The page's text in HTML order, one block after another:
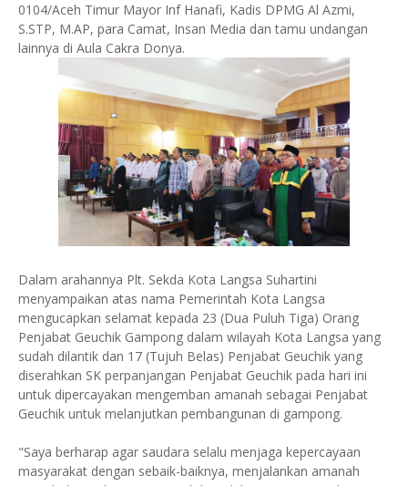
0104/Aceh Timur Mayor Inf Hanafi, Kadis DPMG Al Azmi,
S.STP, M.AP, para Camat, Insan Media dan tamu undangan
lainnya di Aula Cakra Donya.
Dalam arahannya Plt. Sekda Kota Langsa Suhartini
menyampaikan atas nama Pemerintah Kota Langsa
mengucapkan selamat kepada 23 (Dua Puluh Tiga) Orang
Penjabat Geuchik Gampong dalam wilayah Kota Langsa yang
sudah dilantik dan 17 (Tujuh Belas) Penjabat Geuchik yang
diserahkan SK perpanjangan Penjabat Geuchik pada hari ini
untuk dipercayakan mengemban amanah sebagai Penjabat
Geuchik untuk melanjutkan pembangunan di gampong.
"Saya berharap agar saudara selalu menjaga kepercayaan
masyarakat dengan sebaik-baiknya, menjalankan amanah